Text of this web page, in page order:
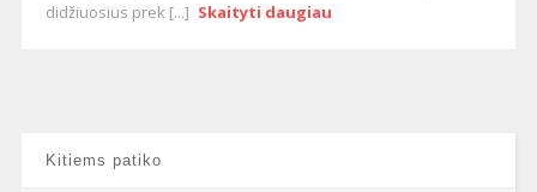
didžiuosius prek [...] Skaityti daugiau
Kitiems patiko